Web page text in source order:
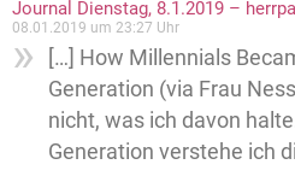
Journal Dienstag, 8.1.2019 –
08.01.2019 um 23:27 Uhr
[…] How Millennials
Generation (via Frau
nicht, was ich davon
Generation verstehe ich